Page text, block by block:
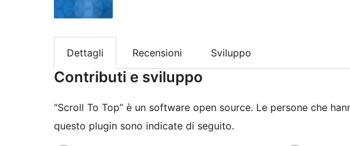
Dettagli Recensioni Sviluppo
Contributi e sviluppo
“Scroll To Top” è un software open source. Le persone che
questo plugin sono indicate di seguito.